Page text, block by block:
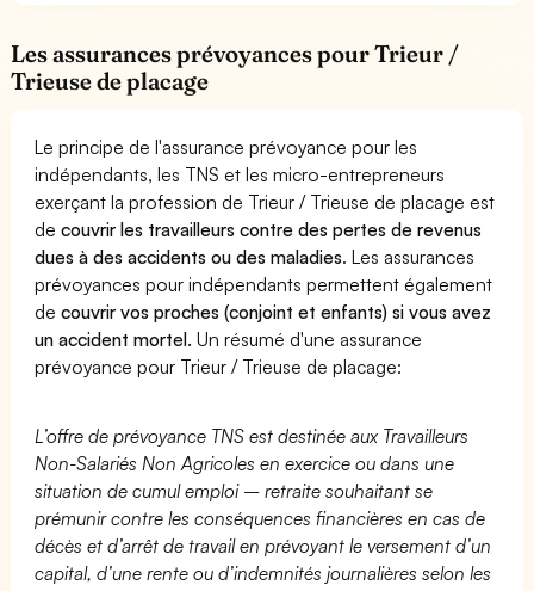
Les assurances prévoyances pour Trieur /
Trieuse de placage
Le principe de l'assurance prévoyance pour les
indépendants, les TNS et les micro-entrepreneurs
exerçant la profession de Trieur / Trieuse de placage est
decouvrir les travailleurs contre des pertes de revenus
dues à des accidents ou des maladies. Les assurances
prévoyances pour indépendants permettent également
decouvrir vos proches (conjoint et enfants) si vous avez
un accident mortel. Un résumé d'une assurance
prévoyance pour Trieur / Trieuse de placage:
L’offre de prévoyance TNS est destinée aux Travailleurs
Non-Salariés Non Agricoles en exercice ou dans une
situation de cumul emploi – retraite souhaitant se
prémunir contre les conséquences financières en cas de
décès et d’arrêt de travail en prévoyant le versement d’un
capital, d’une rente ou d’indemnités journalières selon les